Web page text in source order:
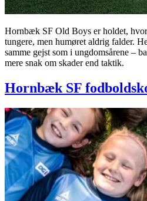
Hornbæk SF Old Boys er holdet,
tungere, men humøret aldrig falder.
samme gejst som i ungdomsårene –
mere snak om skader end taktik.
Hornbæk SF